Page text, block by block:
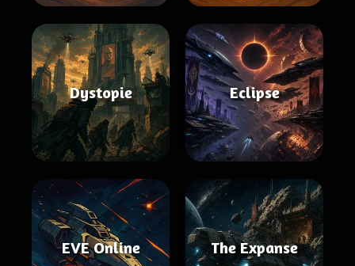
Dystopie Eclipse
EVE Online The Expanse